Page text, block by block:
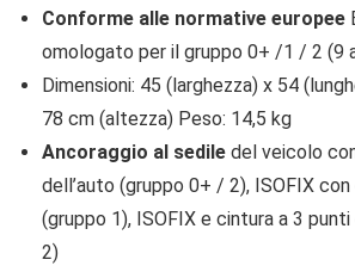
Conforme alle normative europee
omologato per il gruppo 0+ /1 / 2 (9
Dimensioni: 45 (larghezza) x 54
78 cm (altezza) Peso: 14,5 kg
Ancoraggio al sedile del veicolo
dell’auto (gruppo 0+ / 2), ISOFIX
(gruppo 1), ISOFIX e cintura a 3
2)